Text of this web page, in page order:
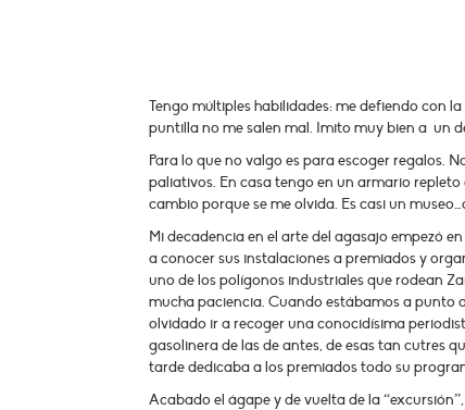
Tengo múltiples habilidades: me defiendo con
puntilla no me salen mal. Imito muy bien a un
Para lo que no valgo es para escoger regalos.
paliativos. En casa tengo en un armario
cambio porque se me olvida. Es casi un
Mi decadencia en el arte del agasajo empezó
a conocer sus instalaciones a premiados y
uno de los polígonos industriales que rodean
mucha paciencia. Cuando estábamos a punto
olvidado ir a recoger una conocidísima
gasolinera de las de antes, de esas tan cutres
tarde dedicaba a los premiados todo su
Acabado el ágape y de vuelta de la